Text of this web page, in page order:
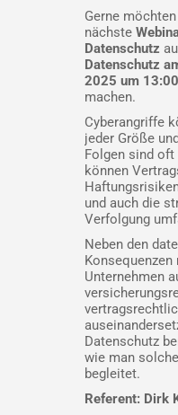
Gerne
nächste
Datenschutz
Datenschutz
2025 um
machen.
Cyberangriffe
jeder Größe
Folgen sind oft
können
und auch die
Verfolgung
Neben den
Unternehmen
Datenschutz
wie man
begleitet.
Referent: Dirk